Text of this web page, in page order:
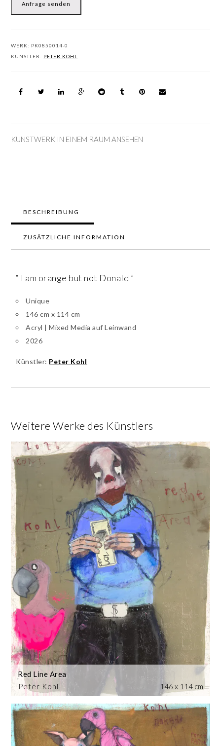
Anfrage senden
WERK: PK0850014-0
KÜNSTLER: PETER KOHL
KUNSTWERK IN EINEM RAUM ANSEHEN
BESCHREIBUNG
ZUSÄTZLICHE INFORMATION
“ I am orange but not Donald ”
Unique
146 cm x 114 cm
Acryl | Mixed Media auf Leinwand
2026
Künstler: Peter Kohl
Weitere Werke des Künstlers
Peter Kohl
Red Line Area
146 x 114 cm